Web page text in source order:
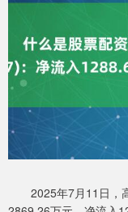
2025年7月11日，